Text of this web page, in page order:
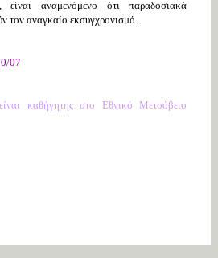
είναι αναμενόμενο ότι παραδοσιακά
τον αναγκαίο εκσυγχρονισμό.
07
καθήγητης στο Εθνικό Μετσόβειο